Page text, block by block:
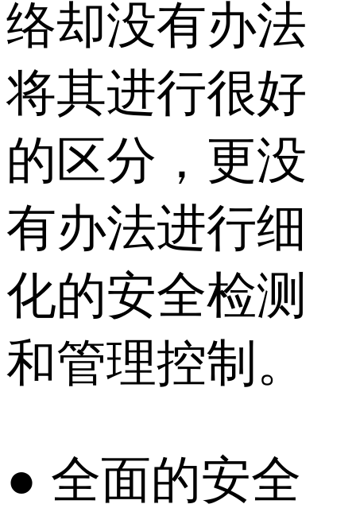
络却没有办法
将其进行很好
的区分，更没
有办法进行细
化的安全检测
和管理控制。
● 全面的安全